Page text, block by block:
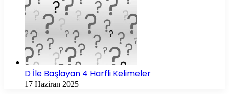
D İle Başlayan 4 Harfli Kelimeler
17 Haziran 2025